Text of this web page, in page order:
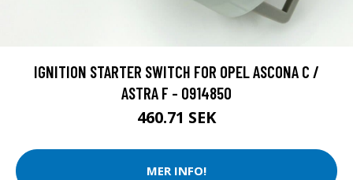
IGNITION STARTER SWITCH FOR OPEL ASCONA C /
ASTRA F - 0914850
460.71 SEK
MER INFO!